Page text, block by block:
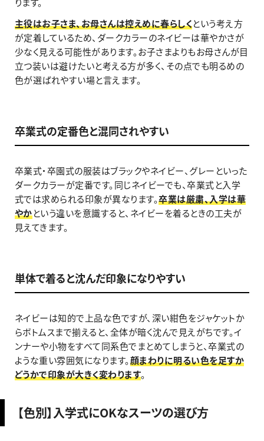
主役はお子さま、お母さんは控えめに春らしくという考え方
が定着しているため、ダークカラーのネイビーは華やかさが
少なく見える可能性があります。お子さまよりもお母さんが目
立つ装いは避けたいと考える方が多く、その点でも明るめの
色が選ばれやすい場と言えます。
卒業式の定番色と混同されやすい
卒業式・卒園式の服装はブラックやネイビー、グレーといった
ダークカラーが定番です。同じネイビーでも、卒業式と入学
式では求められる印象が異なります。卒業は厳粛、入学は華
やかという違いを意識すると、ネイビーを着るときの工夫が
見えてきます。
単体で着ると沈んだ印象になりやすい
ネイビーは知的で上品な色ですが、深い紺色をジャケットか
らボトムスまで揃えると、全体が暗く沈んで見えがちです。イ
ンナーや小物をすべて同系色でまとめてしまうと、卒業式の
ような重い雰囲気になります。顔まわりに明るい色を足すか
どうかで印象が大きく変わります。
【色別】入学式にOKなスーツの選び方